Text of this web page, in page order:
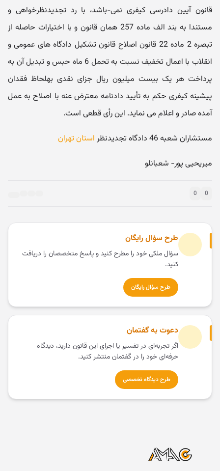
قانون آیین دادرسی کیفری نمی-باشد، با رد تجدیدنظرخواهی و
مستندا به بند الف ماده 257 همان قانون و با اختیارات حاصله از
تبصره 2 ماده 22 قانون اصلاح قانون تشکیل دادگاه های عمومی و
انقلاب با اعمال تخفیف نسبت به تحمل 6 ماه حبس و تبدیل آن به
پرداخت هر یک بیست میلیون ریال جزای نقدی بهلحاظ فقدان
پیشینه کیفری حکم به تأیید دادنامه معترض عنه با اصلاح به عمل
آمده صادر و اعلام می نماید. این رأی قطعی است.
مستشاران شعبه 46 دادگاه تجدیدنظر استان تهران
میریحیی پور- شعبانلو
0
0
طرح سؤال رایگان
سؤال ملکی خود را مطرح کنید و پاسخ متخصصان را دریافت
کنید.
طرح سؤال رایگان
دعوت به گفتمان
اگر تجربه‌ای در تفسیر یا اجرای این قانون دارید، دیدگاه
حرفه‌ای خود را در گفتمان منتشر کنید.
طرح دیدگاه تخصصی